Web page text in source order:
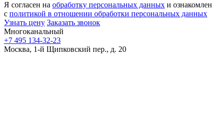
Я согласен на обработку персональных данных и ознакомлен
с политикой в отношении обработки персональных данных
Узнать цену Заказать звонок
Многоканальный
+7 495 134-32-23
Москва, 1-й Щипковский пер., д. 20